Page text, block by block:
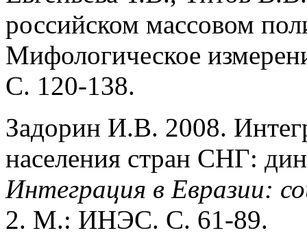
российском массовом
Мифологическое
С. 120-138.
Задорин И.В. 2008.
населения стран СНГ:
Интеграция в Евразии:
2. М.: ИНЭС. С. 61-89.